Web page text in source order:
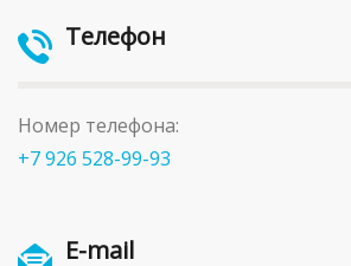
Телефон
Номер телефона:
+7 926 528-99-93
E-mail